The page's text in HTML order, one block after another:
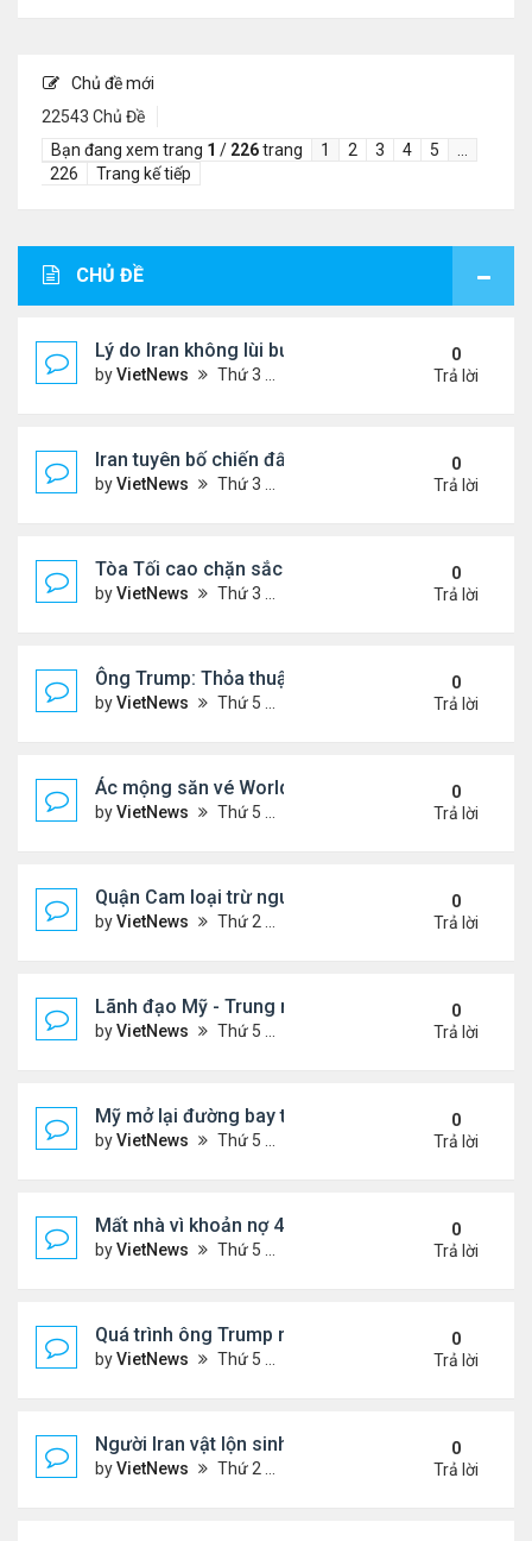
Chủ đề mới
22543 Chủ Đề
Bạn đang xem trang 1 / 226trang 1 2 3 4 5
226
Trang kế tiếp
CHỦ ĐỀ
Lý do Iran không lùi bước trước lời đe dọa của
byVietNews Thứ 3 Tháng 8 04, 2026 4:32 pm
0
Trả lời
Iran tuyên bố chiến đấu vì Hormuz tới 'hơi thở
byVietNews Thứ 3 Tháng 7 14, 2026 4:29 pm
0
Trả lời
Tòa Tối cao chặn sắc lệnh xóa luật 'sinh ở Mỹ là
byVietNews Thứ 3 Tháng 6 30, 2026 5:52 pm
0
Trả lời
Ông Trump: Thỏa thuận với Iran là chiến thắng
byVietNews Thứ 5 Tháng 6 18, 2026 5:26 pm
0
Trả lời
Ác mộng săn vé World Cup
byVietNews Thứ 5 Tháng 6 04, 2026 4:49 pm
0
Trả lời
Quận Cam loại trừ nguy cơ bồn hóa chất phát nổ
byVietNews Thứ 2 Tháng 5 25, 2026 5:37 pm
0
Trả lời
Lãnh đạo Mỹ - Trung muốn gì ở nhau khi gặp
byVietNews Thứ 5 Tháng 5 14, 2026 3:05 pm
0
Trả lời
Mỹ mở lại đường bay thẳng tới Venezuela sau 7
byVietNews Thứ 5 Tháng 4 30, 2026 4:27 pm
0
Trả lời
Mất nhà vì khoản nợ 400 USD với ban quản trị khu
byVietNews Thứ 5 Tháng 4 23, 2026 4:30 pm
0
Trả lời
Quá trình ông Trump ra quyết định tấn công Iran
byVietNews Thứ 5 Tháng 4 09, 2026 5:43 pm
0
Trả lời
Người Iran vật lộn sinh tồn giữa chiến sự
byVietNews Thứ 2 Tháng 3 30, 2026 4:55 pm
0
Trả lời